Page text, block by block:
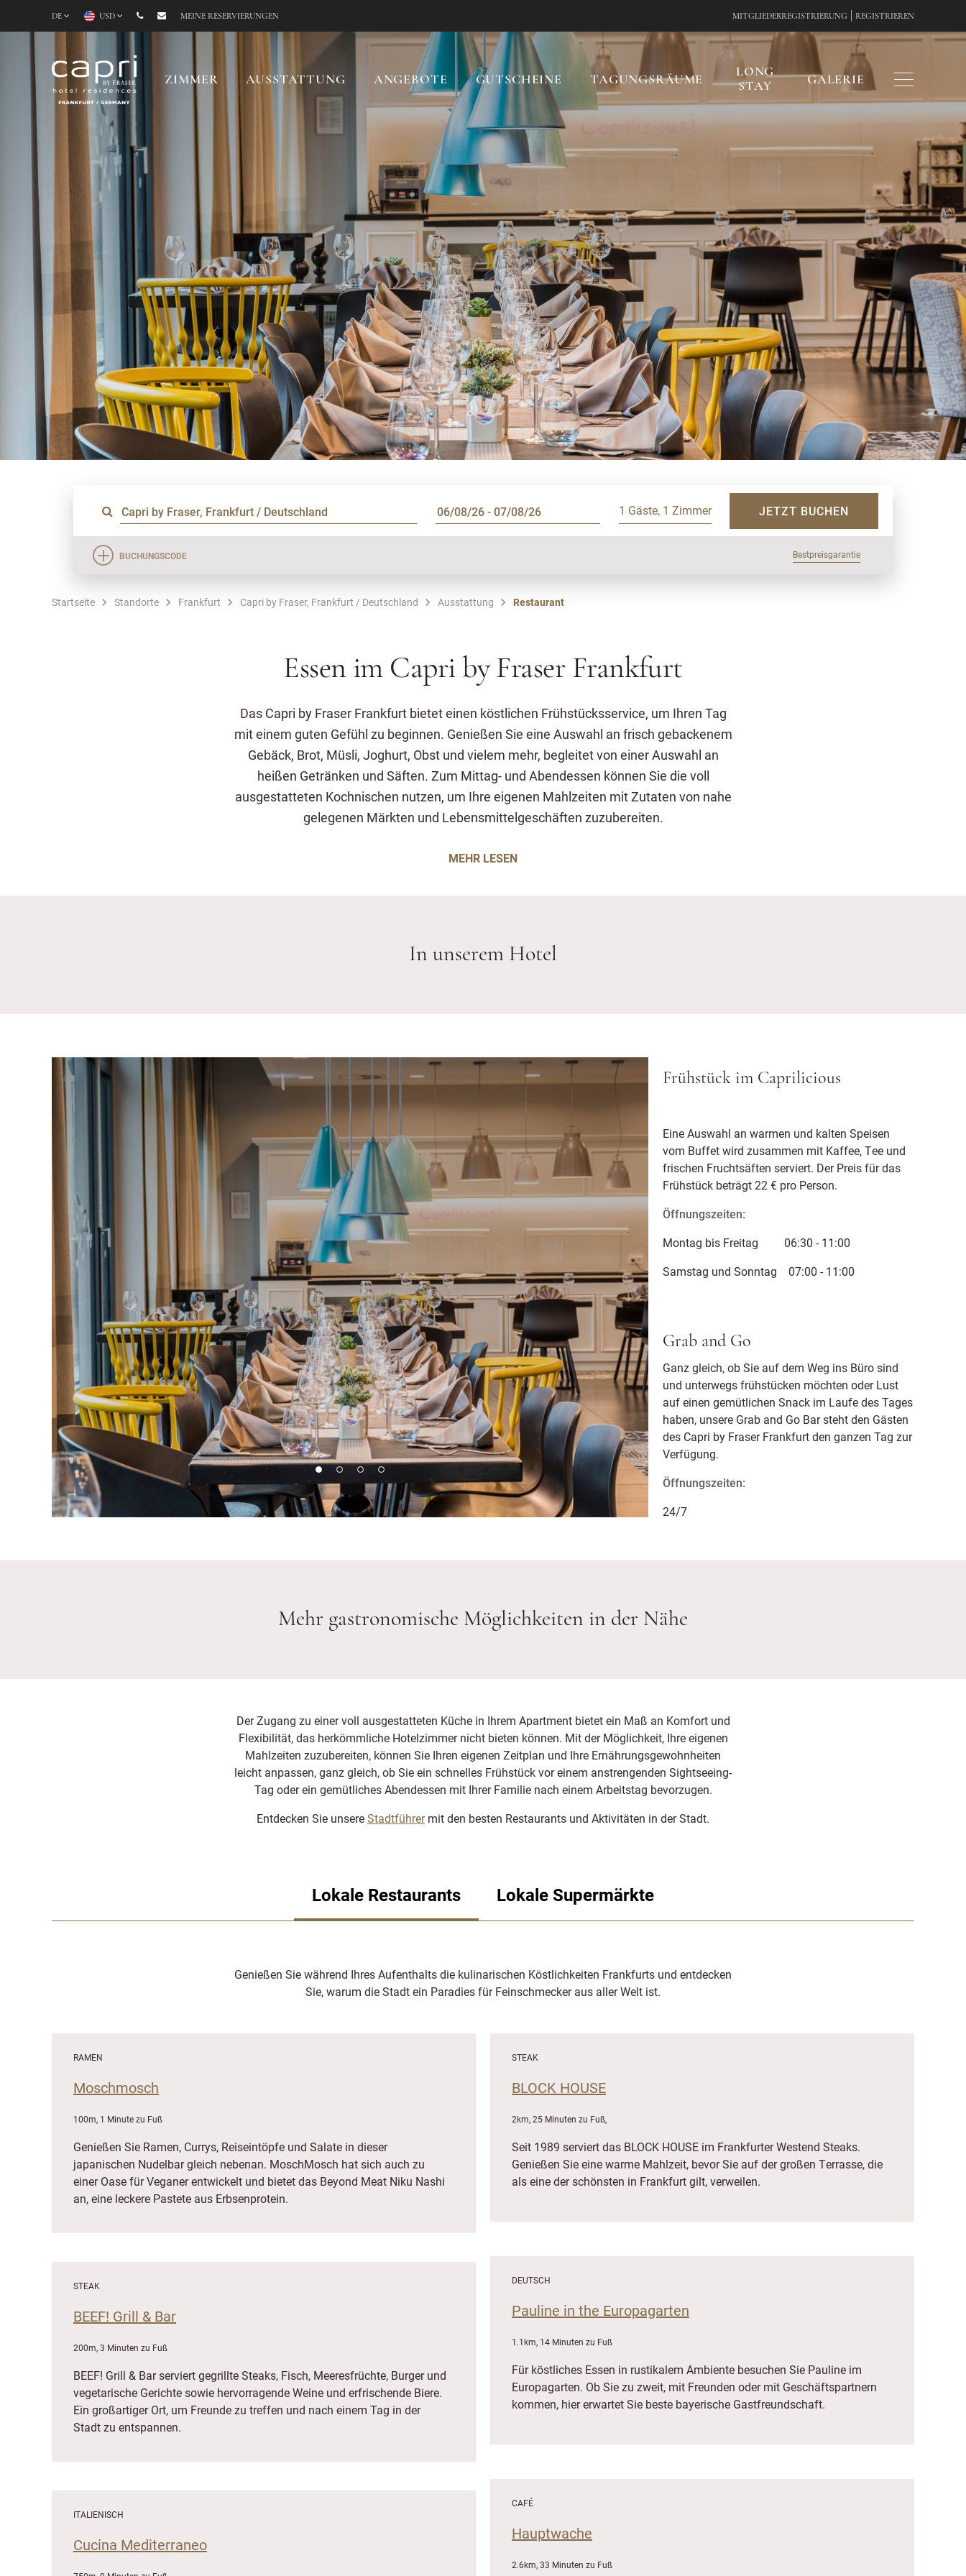
DE USD MEINE RESERVIERUNGEN MITGLIEDERREGISTRIERUNG REGISTRIEREN
ZIMMER AUSSTATTUNG ANGEBOTE GUTSCHEINE TAGUNGSRÄUME
LONG
STAY
GALERIE
1 Gäste, 1 Zimmer JETZT BUCHEN
BUCHUNGSCODE Bestpreisgarantie
Startseite Standorte Frankfurt Capri by Fraser, Frankfurt / Deutschland Ausstattung Restaurant
Essen im Capri by Fraser Frankfurt
Das Capri by Fraser Frankfurt bietet einen köstlichen Frühstücksservice, um Ihren Tag
mit einem guten Gefühl zu beginnen. Genießen Sie eine Auswahl an frisch gebackenem
Gebäck, Brot, Müsli, Joghurt, Obst und vielem mehr, begleitet von einer Auswahl an
heißen Getränken und Säften. Zum Mittag- und Abendessen können Sie die voll
ausgestatteten Kochnischen nutzen, um Ihre eigenen Mahlzeiten mit Zutaten von nahe
gelegenen Märkten und Lebensmittelgeschäften zuzubereiten.
MEHR LESEN
In unserem Hotel
Frühstück im Caprilicious
Eine Auswahl an warmen und kalten Speisen
vom Buffet wird zusammen mit Kaffee, Tee und
frischen Fruchtsäften serviert. Der Preis für das
Frühstück beträgt 22 € pro Person.
Öffnungszeiten:
Montag bis Freitag 06:30 - 11:00
Samstag und Sonntag 07:00 - 11:00
Grab and Go
Ganz gleich, ob Sie auf dem Weg ins Büro sind
und unterwegs frühstücken möchten oder Lust
auf einen gemütlichen Snack im Laufe des Tages
haben, unsere Grab and Go Bar steht den Gästen
des Capri by Fraser Frankfurt den ganzen Tag zur
Verfügung.
Öffnungszeiten:
24/7
Mehr gastronomische Möglichkeiten in der Nähe
Der Zugang zu einer voll ausgestatteten Küche in Ihrem Apartment bietet ein Maß an Komfort und
Flexibilität, das herkömmliche Hotelzimmer nicht bieten können. Mit der Möglichkeit, Ihre eigenen
Mahlzeiten zuzubereiten, können Sie Ihren eigenen Zeitplan und Ihre Ernährungsgewohnheiten
leicht anpassen, ganz gleich, ob Sie ein schnelles Frühstück vor einem anstrengenden Sightseeing-
Tag oder ein gemütliches Abendessen mit Ihrer Familie nach einem Arbeitstag bevorzugen.
Entdecken Sie unsereStadtführermit den besten Restaurants und Aktivitäten in der Stadt.
Lokale Restaurants Lokale Supermärkte
Genießen Sie während Ihres Aufenthalts die kulinarischen Köstlichkeiten Frankfurts und entdecken
Sie, warum die Stadt ein Paradies für Feinschmecker aus aller Welt ist.
RAMEN
Moschmosch
100m, 1 Minute zu Fuß
Genießen Sie Ramen, Currys, Reiseintöpfe und Salate in dieser
japanischen Nudelbar gleich nebenan. MoschMosch hat sich auch zu
einer Oase für Veganer entwickelt und bietet das Beyond Meat Niku Nashi
an, eine leckere Pastete aus Erbsenprotein.
STEAK
BEEF! Grill & Bar
200m, 3 Minuten zu Fuß
BEEF! Grill & Bar serviert gegrillte Steaks, Fisch, Meeresfrüchte, Burger und
vegetarische Gerichte sowie hervorragende Weine und erfrischende Biere.
Ein großartiger Ort, um Freunde zu treffen und nach einem Tag in der
Stadt zu entspannen.
ITALIENISCH
Cucina Mediterraneo
STEAK
BLOCK HOUSE
2km, 25 Minuten zu Fuß,
Seit 1989 serviert das BLOCK HOUSE im Frankfurter Westend Steaks.
Genießen Sie eine warme Mahlzeit, bevor Sie auf der großen Terrasse, die
als eine der schönsten in Frankfurt gilt, verweilen.
DEUTSCH
Pauline in the Europagarten
1.1km, 14 Minuten zu Fuß
Für köstliches Essen in rustikalem Ambiente besuchen Sie Pauline im
Europagarten. Ob Sie zu zweit, mit Freunden oder mit Geschäftspartnern
kommen, hier erwartet Sie beste bayerische Gastfreundschaft.
CAFÉ
Hauptwache
2.6km, 33 Minuten zu Fuß